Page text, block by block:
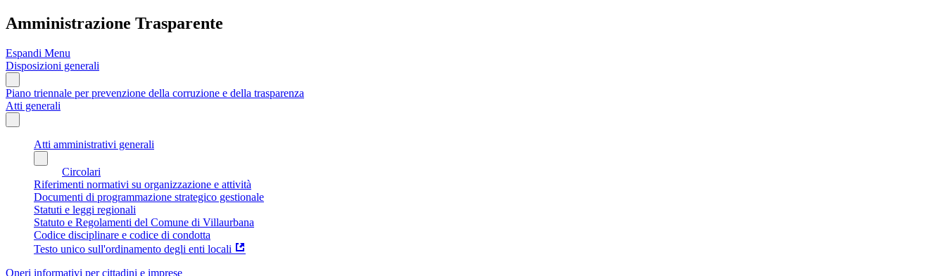
Amministrazione Trasparente
Espandi Menu
Disposizioni generali
Piano triennale per prevenzione della corruzione e della trasparenza
Atti generali
Atti amministrativi generali
Circolari
Riferimenti normativi su organizzazione e attività
Documenti di programmazione strategico gestionale
Statuti e leggi regionali
Statuto e Regolamenti del Comune di Villaurbana
Codice disciplinare e codice di condotta
Testo unico sull'ordinamento degli enti locali
Oneri informativi per cittadini e imprese